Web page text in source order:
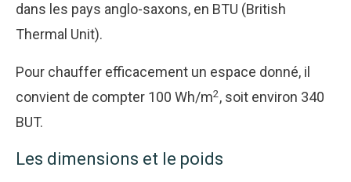
dans les pays anglo-saxons, en BTU (British
Thermal Unit).
Pour chauffer efficacement un espace donné, il
convient de compter 100 Wh/m2, soit environ 340
BUT.
Les dimensions et le poids